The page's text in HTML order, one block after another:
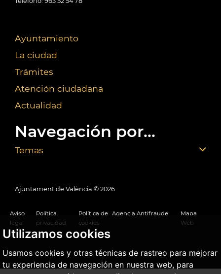
Utilizamos cookies
Usamos cookies y otras técnicas de rastreo para mejorar
tu experiencia de navegación en nuestra web, para
Ayuntamiento
La ciudad
Trámites
Atención ciudadana
Actualidad
Navegación por...
Temas
Ajuntament de València © 2026
Aviso
legal
Política
privacidad
Política de
cookies
Agencia Antifraude
Mapa
Web